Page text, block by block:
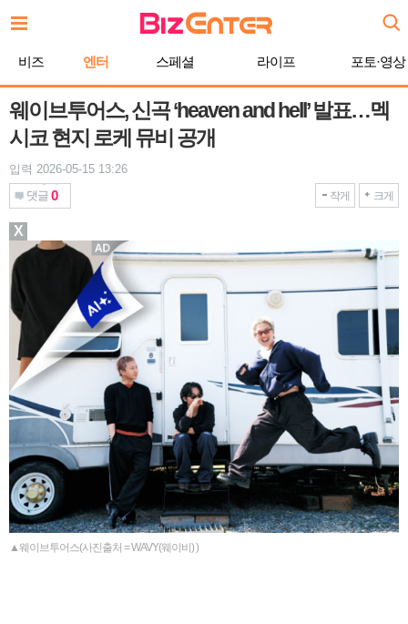
문
비즈 엔터 스페셜 라이프 포토·영상
웨이브투어스, 신곡 ‘heaven and hell’ 발표…멕
시코 현지 로케 뮤비 공개
입력 2026-05-15 13:26
댓글 0 작게 크게
▲웨이브투어스(사진출처 = WAVY(웨이비) )
X